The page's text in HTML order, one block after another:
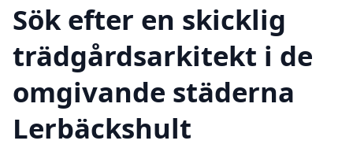
Sök efter en skicklig
trädgårdsarkitekt i de
omgivande städerna
Lerbäckshult